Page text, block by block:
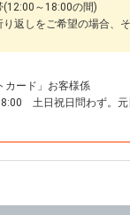
(12:00～18:00の間)
返しをご希望の場合、
カード」お客様係
土日祝日問わず。元